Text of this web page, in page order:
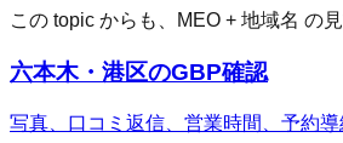
この topic からも、MEO + 地域名 の
六本木・港区のGBP確認
写真、口コミ返信、営業時間、予約